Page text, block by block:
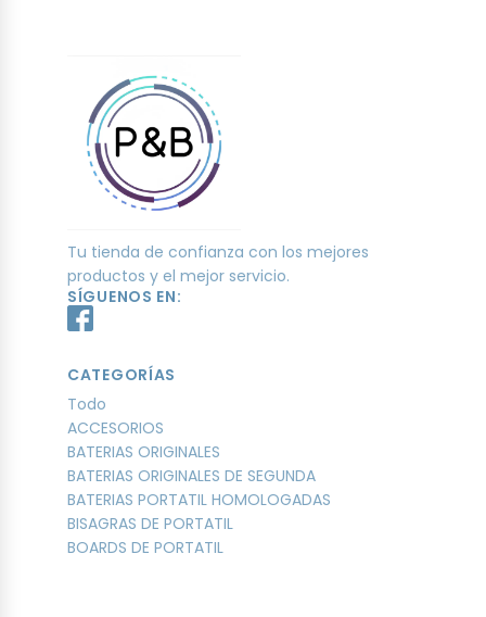
Tu tienda de confianza con los mejores
productos y el mejor servicio.
SÍGUENOS EN:
CATEGORÍAS
Todo
ACCESORIOS
BATERIAS ORIGINALES
BATERIAS ORIGINALES DE SEGUNDA
BATERIAS PORTATIL HOMOLOGADAS
BISAGRAS DE PORTATIL
BOARDS DE PORTATIL